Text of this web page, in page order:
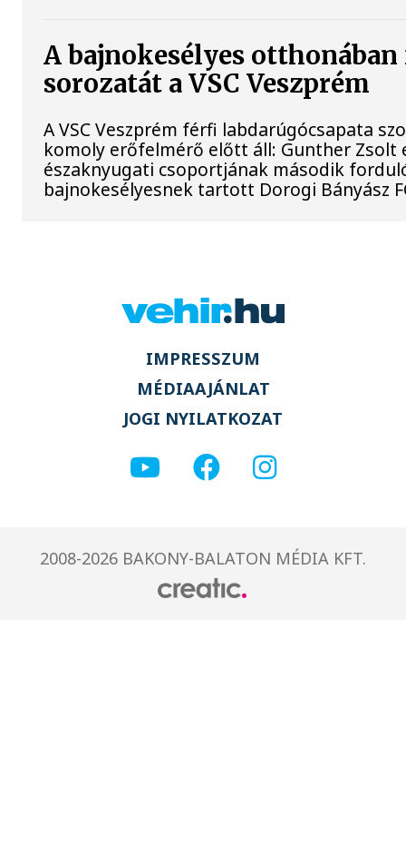
A bajnokesélyes
sorozatát a VSC Veszprém
A VSC Veszprém férfi labdarúgócsapata
komoly erőfelmérő előtt áll: Gunther Zsolt
északnyugati csoportjának második
bajnokesélyesnek tartott Dorogi Bányász
IMPRESSZUM
MÉDIAAJÁNLAT
JOGI NYILATKOZAT
2008-2026 BAKONY-BALATON MÉDIA KFT.